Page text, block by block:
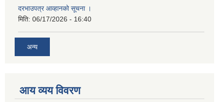
दरभाउपत्र आव्हानको सूचना ।
मिति: 06/17/2026 - 16:40
अन्य
आय व्यय विवरण